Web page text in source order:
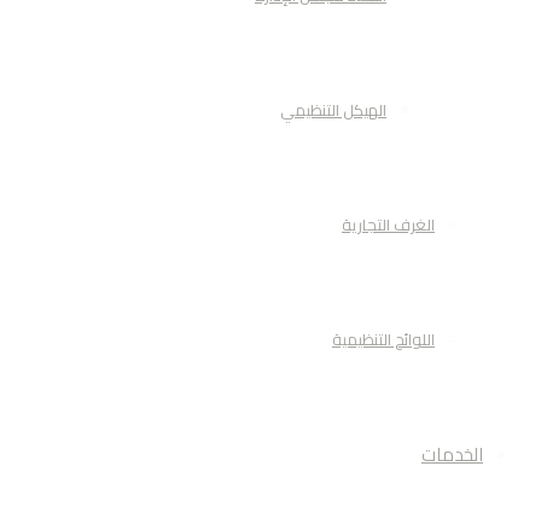
الهيكل التنظيمي
الغرف التجارية
اللوائح التنظيمية
الخدمات